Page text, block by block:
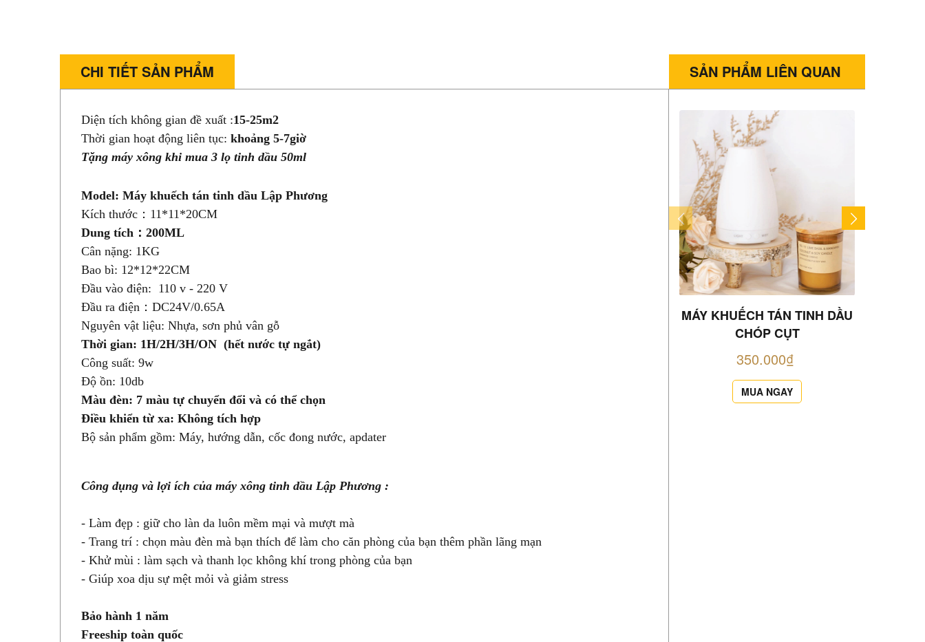
CHI TIẾT SẢN PHẨM
Diện tích không gian đề xuất :15-25m2
Thời gian hoạt động liên tục: khoảng 5-7giờ
Tặng máy xông khi mua 3 lọ tinh dầu 50ml
Model: Máy khuếch tán tinh dầu Lập Phương
Kích thước：11*11*20CM
Dung tích：200ML
Cân nặng: 1KG
Bao bì: 12*12*22CM
Đầu vào điện: 110 v - 220 V
Đầu ra điện：DC24V/0.65A
Nguyên vật liệu: Nhựa, sơn phủ vân gỗ
Thời gian: 1H/2H/3H/ON (hết nước tự ngắt)
Công suất: 9w
Độ ồn: 10db
Màu đèn: 7 màu tự chuyển đổi và có thể chọn
Điều khiển từ xa: Không tích hợp
Bộ sản phẩm gồm: Máy, hướng dẫn, cốc đong nước, apdater
Công dụng và lợi ích của máy xông tinh dầu Lập Phương :
- Làm đẹp : giữ cho làn da luôn mềm mại và mượt mà
- Trang trí : chọn màu đèn mà bạn thích để làm cho căn phòng của bạn thêm phần lãng mạn
- Khử mùi : làm sạch và thanh lọc không khí trong phòng của bạn
- Giúp xoa dịu sự mệt mỏi và giảm stress
Bảo hành 1 năm
Freeship toàn quốc
SẢN PHẨM LIÊN QUAN
MÁY KHUẾCH TÁN TINH DẦU
CHÓP CỤT
350.000₫
MUA NGAY